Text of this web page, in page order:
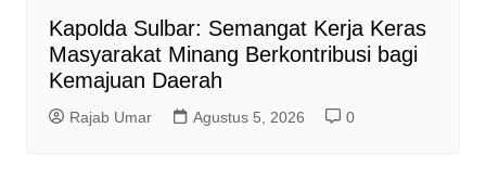
Kapolda Sulbar: Semangat Kerja Keras
Masyarakat Minang Berkontribusi bagi
Kemajuan Daerah
Rajab Umar Agustus 5, 2026 0